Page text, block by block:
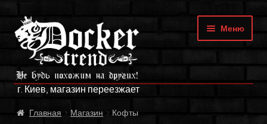
Перейти
к
навигации
Перейти
к
содержимому
г. Киев, магазин переезжает
Меню
ГЛАВНАЯ
МАГАЗИН
Главная Магазин Кофты